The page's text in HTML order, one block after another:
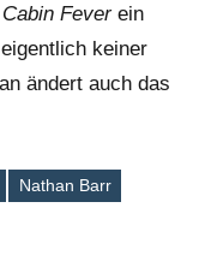
Cabin Feverein
keiner
ändert auch das
Nathan Barr